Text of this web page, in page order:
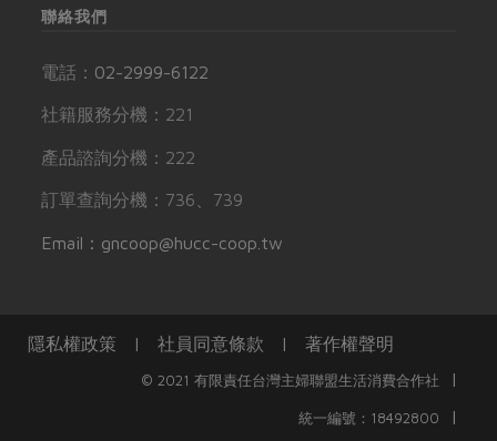
聯絡我們
電話： 02-2999-6122
社籍服務分機：221
產品諮詢分機：222
訂單查詢分機：736、739
Email：gncoop@hucc-coop.tw
隱私權政策 | 社員同意條款 | 著作權聲明
© 2021 有限責任台灣主婦聯盟生活消費合作社 |
統一編號：18492800 |